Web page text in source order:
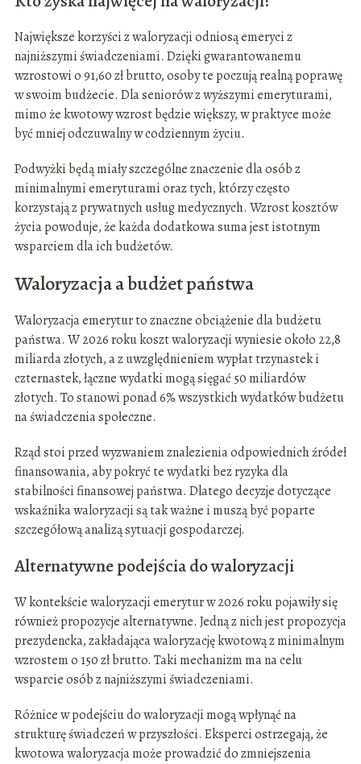
Największe korzyści z waloryzacji odniosą emeryci z
najniższymi świadczeniami. Dzięki gwarantowanemu
wzrostowi o 91,60 zł brutto, osoby te poczują realną poprawę
w swoim budżecie. Dla seniorów z wyższymi emeryturami,
mimo że kwotowy wzrost będzie większy, w praktyce może
być mniej odczuwalny w codziennym życiu.
Podwyżki będą miały szczególne znaczenie dla osób z
minimalnymi emeryturami oraz tych, którzy często
korzystają z prywatnych usług medycznych. Wzrost kosztów
życia powoduje, że każda dodatkowa suma jest istotnym
wsparciem dla ich budżetów.
Waloryzacja a budżet państwa
Waloryzacja emerytur to znaczne obciążenie dla budżetu
państwa. W 2026 roku koszt waloryzacji wyniesie około 22,8
miliarda złotych, a z uwzględnieniem wypłat trzynastek i
czternastek, łączne wydatki mogą sięgać 50 miliardów
złotych. To stanowi ponad 6% wszystkich wydatków budżetu
na świadczenia społeczne.
Rząd stoi przed wyzwaniem znalezienia odpowiednich źródeł
finansowania, aby pokryć te wydatki bez ryzyka dla
stabilności finansowej państwa. Dlatego decyzje dotyczące
wskaźnika waloryzacji są tak ważne i muszą być poparte
szczegółową analizą sytuacji gospodarczej.
Alternatywne podejścia do waloryzacji
W kontekście waloryzacji emerytur w 2026 roku pojawiły się
również propozycje alternatywne. Jedną z nich jest propozycja
prezydencka, zakładająca waloryzację kwotową z minimalnym
wzrostem o 150 zł brutto. Taki mechanizm ma na celu
wsparcie osób z najniższymi świadczeniami.
Różnice w podejściu do waloryzacji mogą wpłynąć na
strukturę świadczeń w przyszłości. Eksperci ostrzegają, że
kwotowa waloryzacja może prowadzić do zmniejszenia